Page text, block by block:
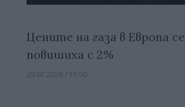
Цените на газа в Европа се
повишиха с 2%
29.07.2026 / 11:00